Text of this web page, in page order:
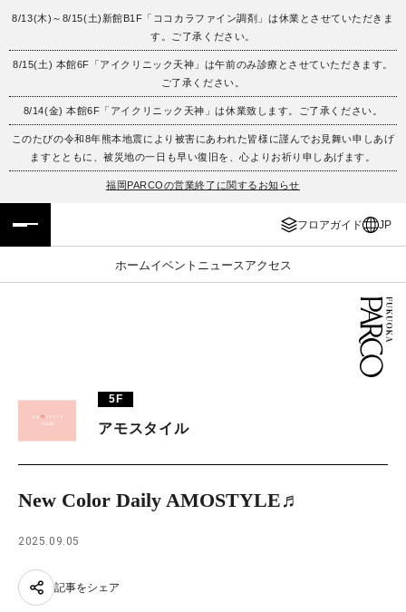
8/13(木)～8/15(土)新館B1F「ココカラファイン調剤」は休業とさせていただきま
す。ご了承ください。
8/15(土) 本館6F「アイクリニック天神」は午前のみ診療とさせていただきます。
ご了承ください。
8/14(金) 本館6F「アイクリニック天神」は休業致します。ご了承ください。
このたびの令和8年熊本地震により被害にあわれた皆様に謹んでお見舞い申しあげ
ますとともに、被災地の一日も早い復旧を、心よりお祈り申しあげます。
福岡PARCOの営業終了に関するお知らせ
フロアガイド JP
ホームイベント ニュース アクセス
フロアガイド
施設案内・アクセス
イベント・ポップアップ
レストラン・カフェ
ENGLISH
繁体字
簡体字
ภาษาไทย
5F
アモスタイル
New Color Daily AMOSTYLE♬
2025.09.05
記事をシェア